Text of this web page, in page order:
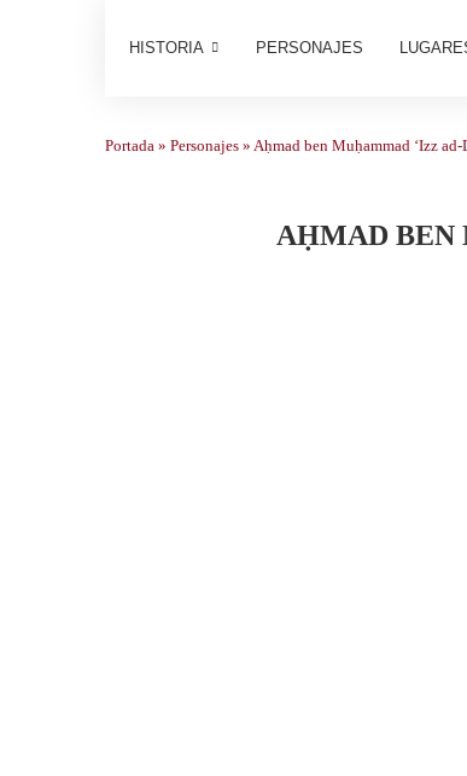
HISTORIA PERSONAJES
Portada » Personajes » Aḥmad ben Muḥammad ‘Izz
AḤMAD BEN